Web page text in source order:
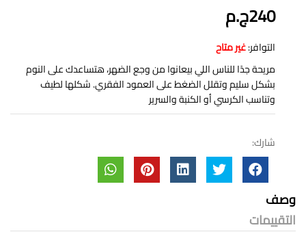
240ج.م
التوافر:غير متاح
مريحة جدًا للناس اللي بيعانوا من وجع الضهر، هتساعدك على النوم
بشكل سليم وتقلل الضغط على العمود الفقري. شكلها لطيف
وتناسب الكرسي أو الكنبة والسرير
شارك:
وصف
التقييمات